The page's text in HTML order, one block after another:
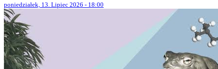
poniedziałek, 13. Lipiec 2026 - 18:00